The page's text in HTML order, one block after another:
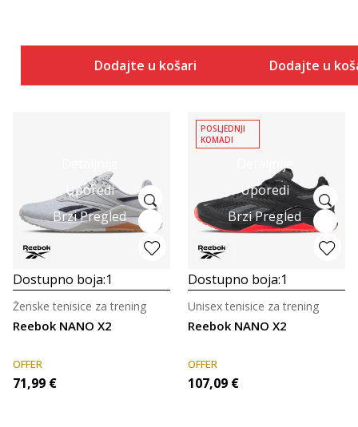
Dodajte u košaricu Dodajte u
Uporedi
Brzi Pregled
Dostupno boja:1
Reebok NANO X2
Ženske tenisice za trening
OFFER
71,99 €
Detaljnije
Uporedi
Brzi Pregled
POSLJEDNJI
KOMADI
Dostupno boja:1
Reebok NANO X2
Unisex tenisice za trening
OFFER
107,09 €